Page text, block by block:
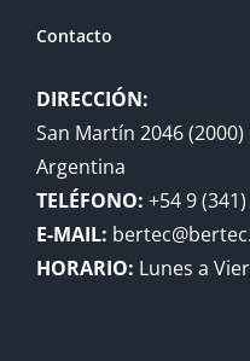
Contacto
DIRECCIÓN:
San Martín 2046
Argentina
TELÉFONO: +54 9
E-MAIL:
HORARIO: Lunes a